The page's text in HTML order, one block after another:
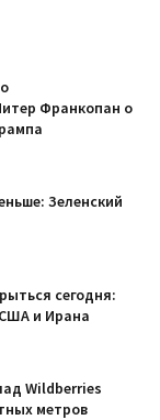
Франкопан о
Зеленский
сегодня:
и Ирана
Wildberries
метров